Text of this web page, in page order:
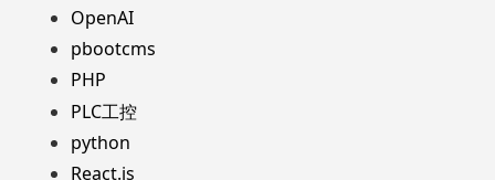
OpenAI
pbootcms
PHP
PLC工控
python
React.js